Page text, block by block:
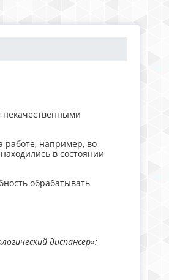
некачественными
работе, например, во
в состоянии
обрабатывать
диспансер»: